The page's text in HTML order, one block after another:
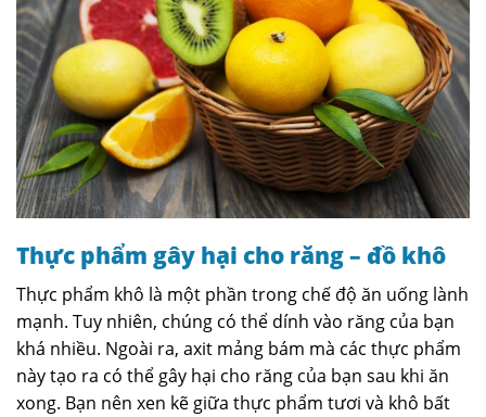
Thực phẩm gây hại cho răng – đồ khô
Thực phẩm khô là một phần trong chế độ ăn uống lành
mạnh. Tuy nhiên, chúng có thể dính vào răng của bạn
khá nhiều. Ngoài ra, axit mảng bám mà các thực phẩm
này tạo ra có thể gây hại cho răng của bạn sau khi ăn
xong. Bạn nên xen kẽ giữa thực phẩm tươi và khô bất